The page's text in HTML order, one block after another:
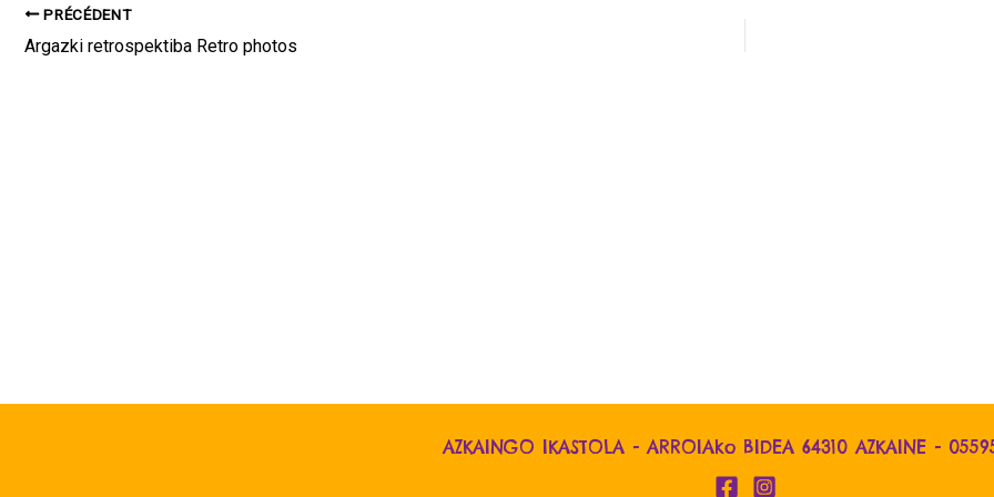
PRÉCÉDENT
Argazki retrospektiba Retro photos
AZKAINGO IKASTOLA - ARROIAko BIDEA 64310 AZKAINE -